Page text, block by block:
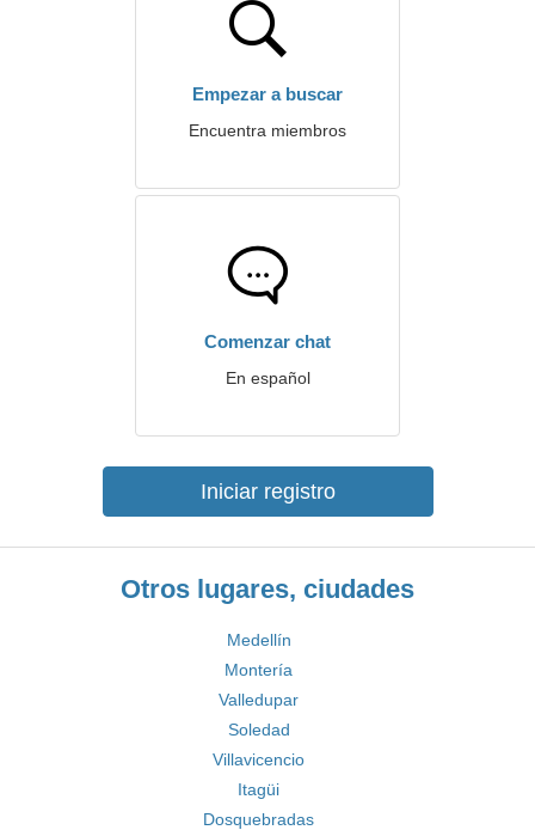
Empezar a buscar
Encuentra miembros
Comenzar chat
En español
Iniciar registro
Otros lugares, ciudades
Medellín
Montería
Valledupar
Soledad
Villavicencio
Itagüi
Dosquebradas